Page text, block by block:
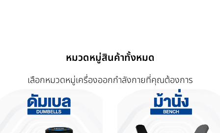
หมวดหมู่สินค้าทั้งหมด
เลือกหมวดหมู่เครื่องออกกำลังกายที่คุณต้องการ